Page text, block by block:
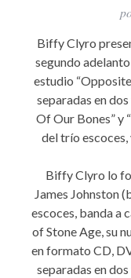
Biffy Clyro
segundo
estudio
separadas en
Of Our Bones” y
del trío
Biffy Clyro lo
James Johnston
escoces, banda a
of Stone Age, su
en formato CD,
separadas en